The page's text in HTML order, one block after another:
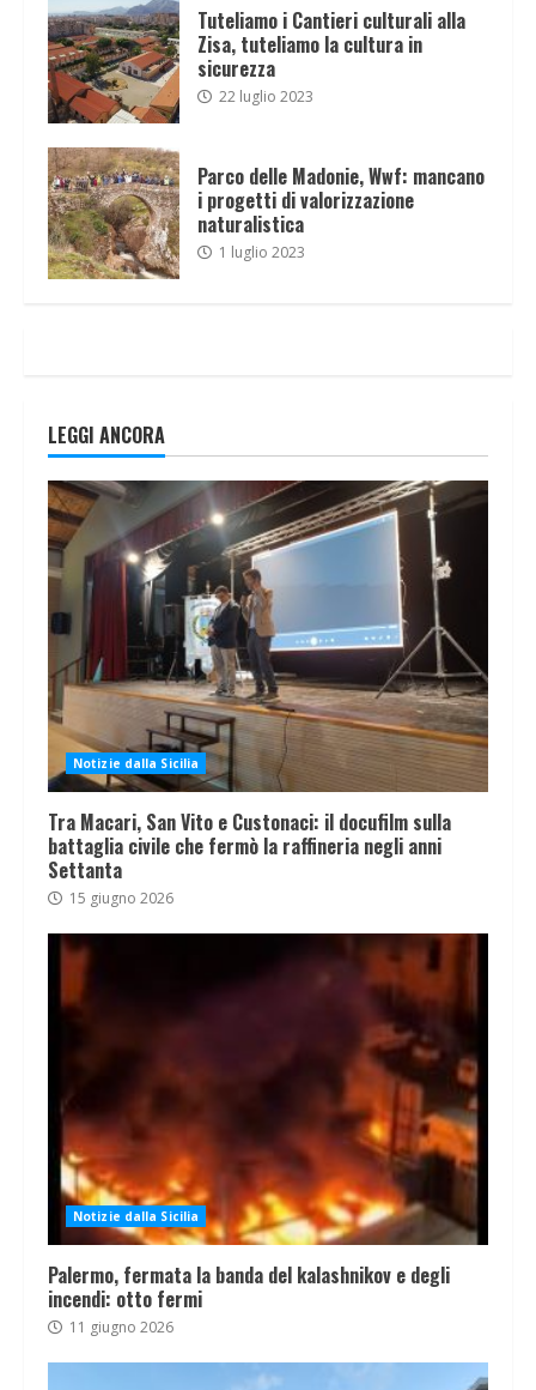
Tuteliamo i Cantieri culturali alla
Zisa, tuteliamo la cultura in
sicurezza
22 luglio 2023
Parco delle Madonie, Wwf: mancano
i progetti di valorizzazione
naturalistica
1 luglio 2023
LEGGI ANCORA
Notizie dalla Sicilia
Tra Macari, San Vito e Custonaci: il docufilm sulla
battaglia civile che fermò la raffineria negli anni
Settanta
15 giugno 2026
Notizie dalla Sicilia
Palermo, fermata la banda del kalashnikov e degli
incendi: otto fermi
11 giugno 2026